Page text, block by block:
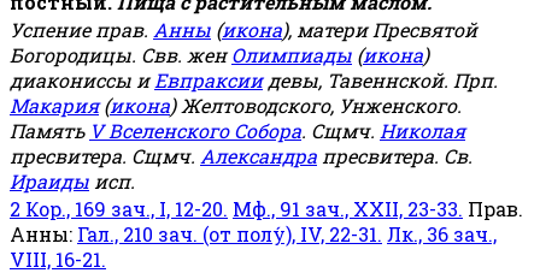
Успение прав. Анны (икона), матери Пресвятой
Богородицы. Свв. женОлимпиады (икона)
диакониссы иЕвпраксиидевы, Тавеннской. Прп.
Макария(икона) Желтоводского, Унженского.
Память V Вселенского Собора. Сщмч. Николая
пресвитера. Сщмч. Александра пресвитера. Св.
Ираиды исп.
2 Кор., 169 зач., I, 12-20. Мф., 91 зач., XXII, 23-33. Прав.
Анны: Гал., 210 зач. (от полу́), IV, 22-31. Лк., 36 зач.,
VIII, 16-21.